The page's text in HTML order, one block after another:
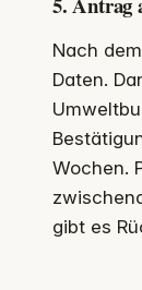
Nach
Daten.
Wochen.
gibt es